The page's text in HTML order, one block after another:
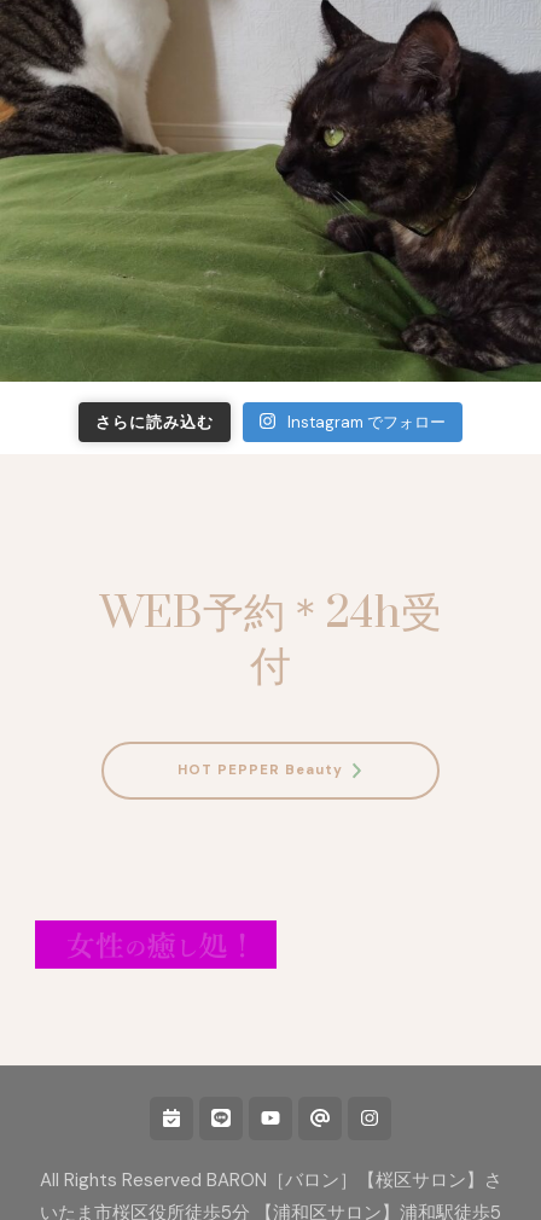
さらに読み込む Instagram でフォロー
WEB予約＊24h受
付
HOT PEPPER Beauty
All Rights Reserved BARON［バロン］【桜区サロン】さ
いたま市桜区役所徒歩5分 【浦和区サロン】浦和駅徒歩5